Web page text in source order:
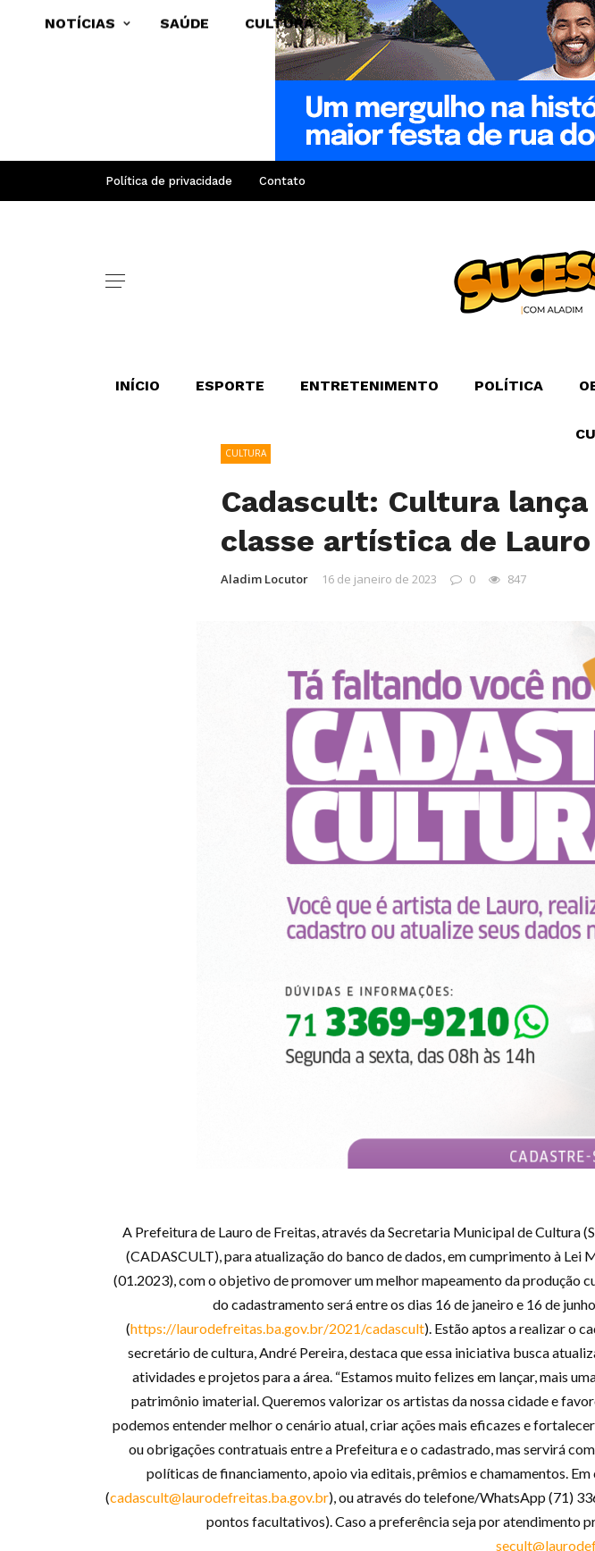
Política de privacidade Contato
INÍCIO ESPORTE ENTRETENIMENTO POLÍTICA
NOTÍCIAS SAÚDE CULTURA
CULTURA
Cadascult: Cultura
classe artística de
Aladim Locutor 16 de janeiro de 2023 0 847
A Prefeitura de Lauro de Freitas, através da Secretaria Municipal de Cultura
(CADASCULT), para atualização do banco de dados, em cumprimento à
(01.2023), com o objetivo de promover um melhor mapeamento da produção
do cadastramento será entre os dias 16 de janeiro e 16 de
(https://laurodefreitas.ba.gov.br/2021/cadascult). Estão aptos a realizar o
secretário de cultura, André Pereira, destaca que essa iniciativa busca
atividades e projetos para a área. “Estamos muito felizes em lançar, mais
patrimônio imaterial. Queremos valorizar os artistas da nossa cidade e
podemos entender melhor o cenário atual, criar ações mais eficazes e
ou obrigações contratuais entre a Prefeitura e o cadastrado, mas servirá
políticas de financiamento, apoio via editais, prêmios e chamamentos.
(cadascult@laurodefreitas.ba.gov.br), ou através do telefone/WhatsApp (71)
pontos facultativos). Caso a preferência seja por atendimento